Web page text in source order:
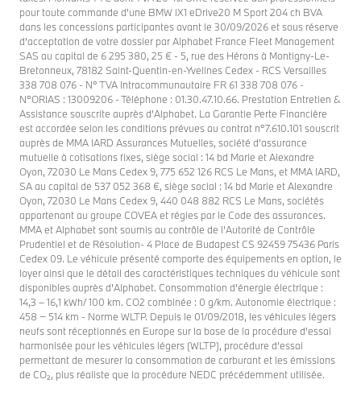
pour toute commande d’une BMW iX1 eDrive20 M Sport 204 ch BVA
dans les concessions participantes avant le 30/09/2026 et sous réserve
d'acceptation de votre dossier par Alphabet France Fleet Management
SAS au capital de 6 295 380, 25 € - 5, rue des Hérons à Montigny-Le-
Bretonneux, 78182 Saint-Quentin-en-Yvelines Cedex - RCS Versailles
338 708 076 - N° TVA Intracommunautaire FR 61 338 708 076 -
N°ORIAS : 13009206 - Téléphone : 01.30.47.10.66. Prestation Entretien &
Assistance souscrite auprès d’Alphabet. La Garantie Perte Financière
est accordée selon les conditions prévues au contrat n°7.610.101 souscrit
auprès de MMA IARD Assurances Mutuelles, société d’assurance
mutuelle à cotisations fixes, siège social : 14 bd Marie et Alexandre
Oyon, 72030 Le Mans Cedex 9, 775 652 126 RCS Le Mans, et MMA IARD,
SA au capital de 537 052 368 €, siège social : 14 bd Marie et Alexandre
Oyon, 72030 Le Mans Cedex 9, 440 048 882 RCS Le Mans, sociétés
appartenant au groupe COVEA et régies par le Code des assurances.
MMA et Alphabet sont soumis au contrôle de l’Autorité de Contrôle
Prudentiel et de Résolution- 4 Place de Budapest CS 92459 75436 Paris
Cedex 09. Le véhicule présenté comporte des équipements en option, le
loyer ainsi que le détail des caractéristiques techniques du véhicule sont
disponibles auprès d'Alphabet. Consommation d'énergie électrique :
14,3 – 16,1 kWh/ 100 km. CO2 combinée : 0 g/km. Autonomie électrique :
458 − 514 km - Norme WLTP. Depuis le 01/09/2018, les véhicules légers
neufs sont réceptionnés en Europe sur la base de la procédure d’essai
harmonisée pour les véhicules légers (WLTP), procédure d’essai
permettant de mesurer la consommation de carburant et les émissions
de CO₂, plus réaliste que la procédure NEDC précédemment utilisée.